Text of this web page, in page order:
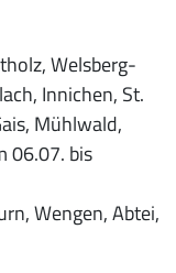
Welsberg-
Innichen, St.
Mühlwald,
06.07. bis
Wengen, Abtei,